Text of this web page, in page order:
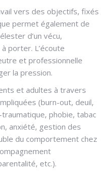
vers des objectifs, fixés
permet également de
d’un vécu,
porter. L’écoute
et professionnelle
la pression.
et adultes à travers
(burn-out, deuil,
phobie, tabac
anxiété, gestion des
du comportement chez
etc.).